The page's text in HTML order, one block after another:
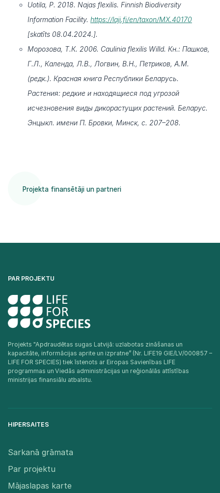
Uotila, P. 2018. Najas flexilis. Finnish Biodiversity
Information Facility. https://laji.fi/en/taxon/MX.40170
[skatīts 08.04.2024.].
Морозова, Т.К. 2006. Caulinia flexilis Willd. Кн.: Пашков,
Г.Л., Календа, Л.В., Логвин, В.Н., Петриков, А.М.
(редк.). Красная книга Республики Беларусь.
Растения: редкие и находящиеся под угрозой
исчезновения виды дикорастущих растений. Беларус.
Энцыкл. имени П. Бровки, Минск, с. 207–208.
Projekta finansētāji un partneri
PAR PROJEKTU
Projekts "Apdraudētas sugas Latvijā: uzlabotas zināšanas un
kapacitāte, informācijas aprite un izpratne” (Nr. LIFE19 GIE/LV/000857 –
LIFE FOR SPECIES) tiek īstenots ar Eiropas Savienības LIFE
programmas un Viedās administrācijas un reģionālās attīstības
ministrijas finansiālu atbalstu.​
HIPERSAITES
Sarkanā grāmata
Par projektu
Mājaslapas karte